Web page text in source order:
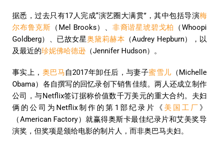
据悉，过去只有17人完成“演艺圈大满贯”，其中包括导演梅
尔布鲁克斯 （Mel Brooks）、 非裔谐星琥碧戈柏
（Whoopi
Goldberg）、已故女星奥黛莉赫本 （Audrey Hepburn），以
及最近的珍妮佛哈德逊 （Jennifer Hudson）。
事实上， 奥巴马 自2017年卸任后，与妻子蜜雪儿 （Michelle
Obama）各自撰写的回忆录创下销售佳绩。两人还成立制作
公司，与Netflix签订据称价值数千万美元的重大合约。夫妇
俩的公司为Netflix制作的第1部纪录片《 美国工厂 》
（American Factory）就赢得奥斯卡最佳纪录片和艾美奖导
演奖，但奖项是颁给电影的制片人，而非奥巴马夫妇。